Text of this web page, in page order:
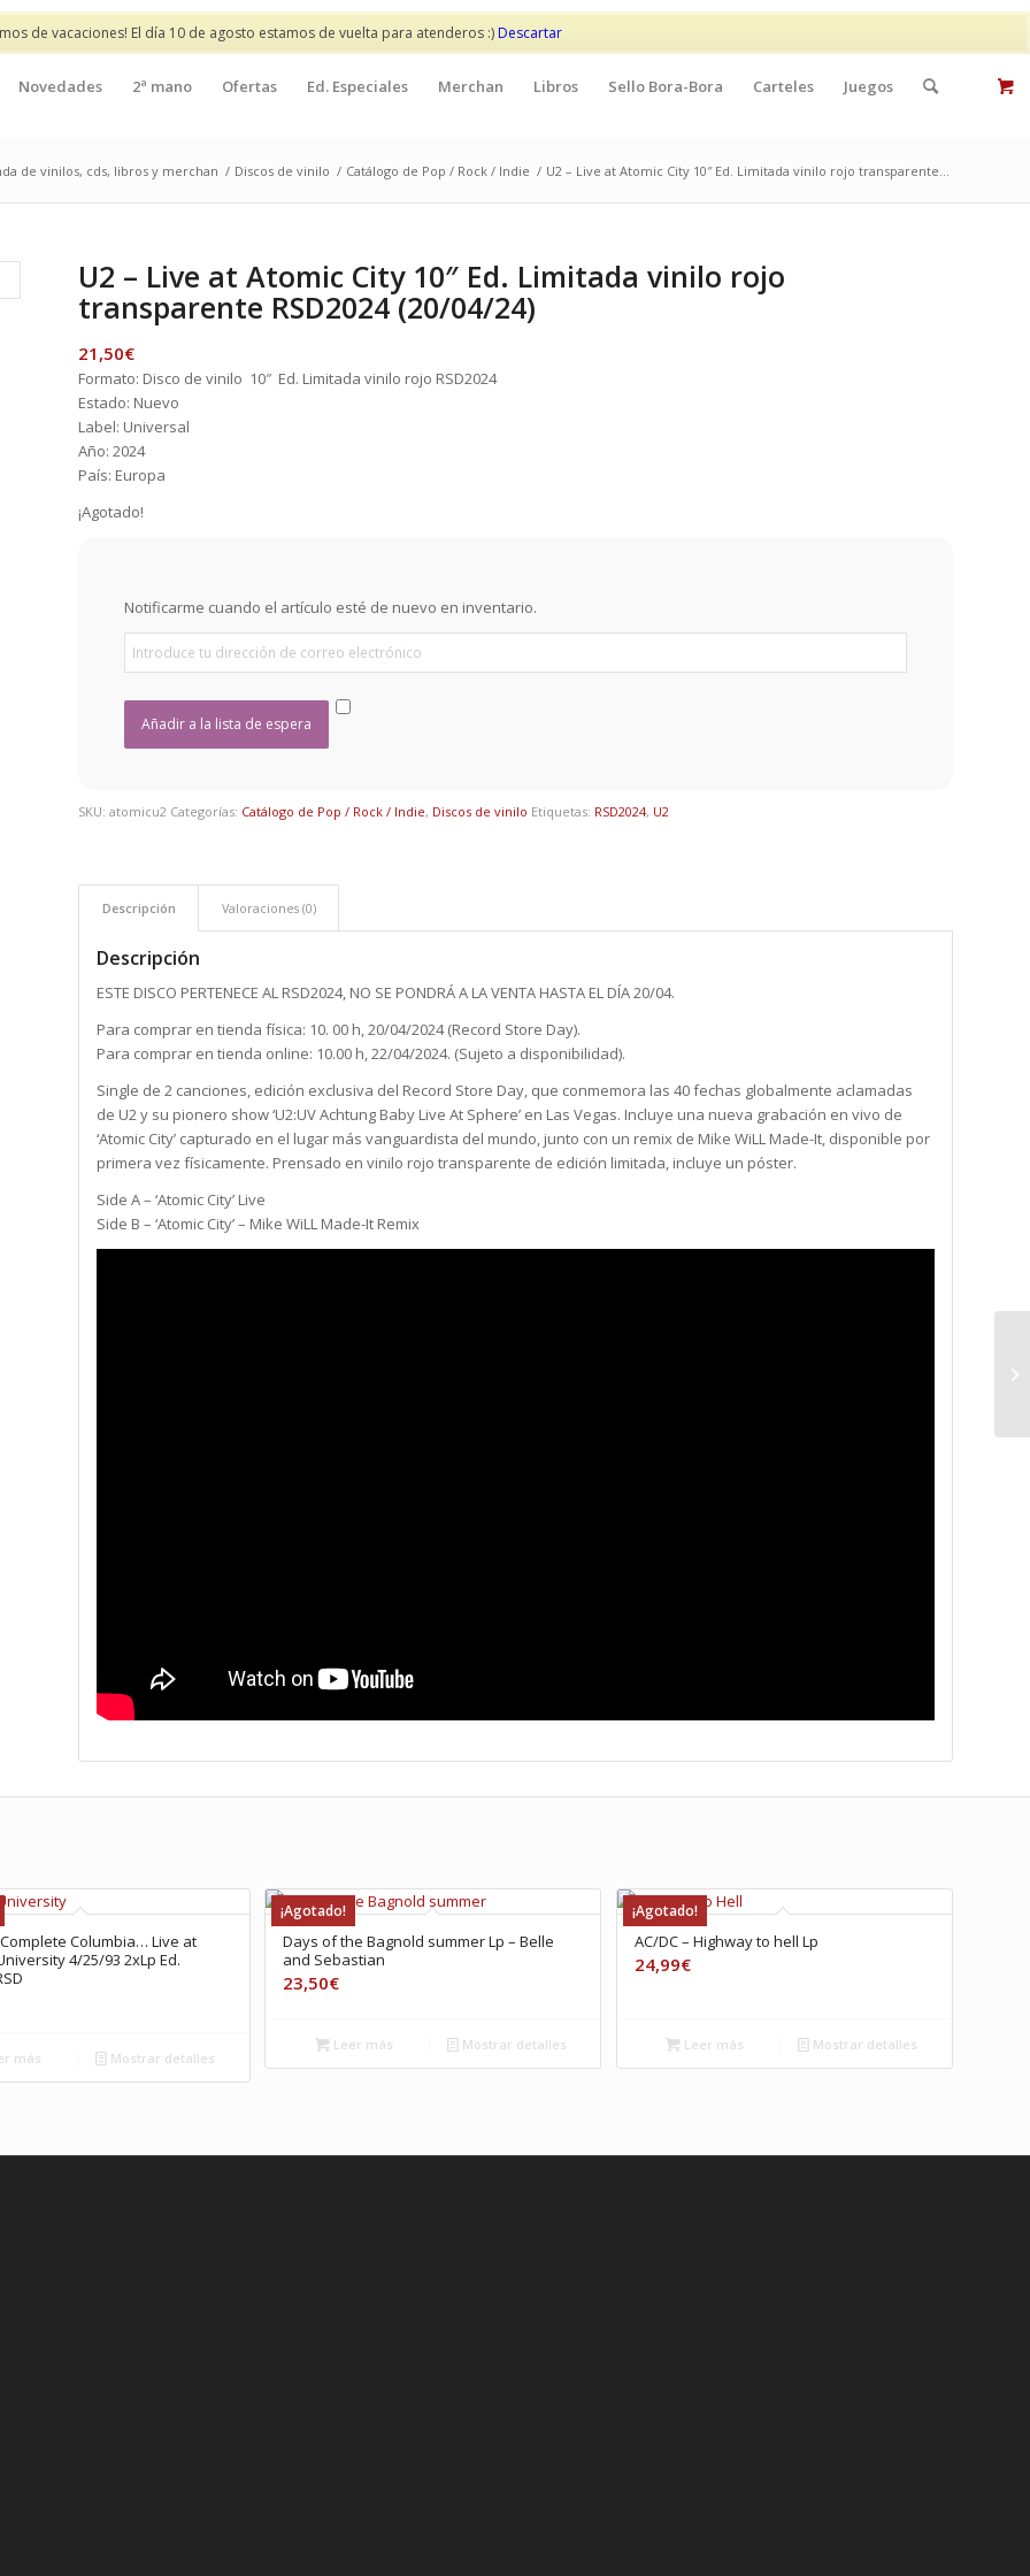
de vacaciones! El día 10 de agosto estamos de vuelta para atenderos :)Descartar
Mi cuenta Contacto
Novedades 2ª mano Ofertas Ed. Especiales Merchan Libros Sello Bora-Bora Carteles Juegos
de vinilos, cds, libros y merchan / Discos de vinilo / Catálogo de Pop / Rock / Indie / U2 – Live at Atomic City 10″ Ed. Limitada vinilo rojo transparente...
U2 – Live at Atomic City 10″ Ed. Limitada vinilo rojo
transparente RSD2024 (20/04/24)
21,50€
Formato: Disco de vinilo 10″ Ed. Limitada vinilo rojo RSD2024
Estado: Nuevo
Label: Universal
Año: 2024
País: Europa
¡Agotado!
Notificarme cuando el artículo esté de nuevo en inventario.
SKU:atomicu2 Categorías: Catálogo de Pop / Rock / Indie, Discos de vinilo Etiquetas: RSD2024, U2
Descripción Valoraciones (0)
Descripción
ESTE DISCO PERTENECE AL RSD2024, NO SE PONDRÁ A LA VENTA HASTA EL DÍA 20/04.
Para comprar en tienda física: 10. 00 h, 20/04/2024 (Record Store Day).
Para comprar en tienda online: 10.00 h, 22/04/2024. (Sujeto a disponibilidad).
Single de 2 canciones, edición exclusiva del Record Store Day, que conmemora las 40 fechas globalmente aclamadas
de U2 y su pionero show ‘U2:UV Achtung Baby Live At Sphere’ en Las Vegas. Incluye una nueva grabación en vivo de
‘Atomic City’ capturado en el lugar más vanguardista del mundo, junto con un remix de Mike WiLL Made-It, disponible por
primera vez físicamente. Prensado en vinilo rojo transparente de edición limitada, incluye un póster.
Side A – ‘Atomic City’ Live
Side B – ‘Atomic City’ – Mike WiLL Made-It Remix
Columbia… Live at
4/25/93 2xLp Ed.
más Mostrar detalles
¡Agotado!
Days of the Bagnold summer Lp – Belle
and Sebastian
23,50€
Leer más Mostrar detalles
¡Agotado!
AC/DC – Highway to hell Lp
24,99€
Leer más Mostrar detalles